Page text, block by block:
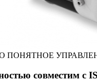
ПОНЯТНОЕ
совместим с